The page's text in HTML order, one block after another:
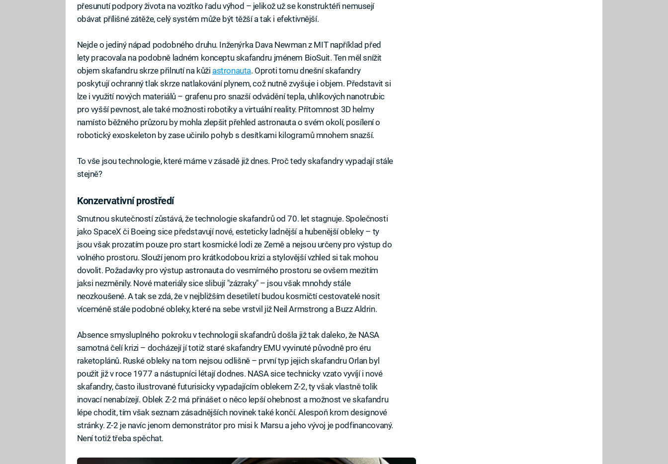
přesunutí podpory života na vozítko řadu výhod – jelikož už se konstruktéři nemusejí
obávat přílišné zátěže, celý systém může být těžší a tak i efektivnější.
Nejde o jediný nápad podobného druhu. Inženýrka Dava Newman z MIT například před
lety pracovala na podobně ladném konceptu skafandru jménem BioSuit. Ten měl snížit
objem skafandru skrze přilnutí na kůži astronauta. Oproti tomu dnešní skafandry
poskytují ochranný tlak skrze natlakování plynem, což nutně zvyšuje i objem. Představit si
lze i využití nových materiálů – grafenu pro snazší odvádění tepla, uhlíkových nanotrubic
pro vyšší pevnost, ale také možnosti robotiky a virtuální reality. Přítomnost 3D helmy
namísto běžného průzoru by mohla zlepšit přehled astronauta o svém okolí, posílení o
robotický exoskeleton by zase učinilo pohyb s desítkami kilogramů mnohem snazší.
To vše jsou technologie, které máme v zásadě již dnes. Proč tedy skafandry vypadají stále
stejně?
Konzervativní prostředí
Smutnou skutečností zůstává, že technologie skafandrů od 70. let stagnuje. Společnosti
jako SpaceX či Boeing sice představují nové, esteticky ladnější a hubenější obleky – ty
jsou však prozatím pouze pro start kosmické lodi ze Země a nejsou určeny pro výstup do
volného prostoru. Slouží jenom pro krátkodobou krizi a stylovější vzhled si tak mohou
dovolit. Požadavky pro výstup astronauta do vesmírného prostoru se ovšem mezitím
jaksi nezměnily. Nové materiály sice slibují "zázraky" – jsou však mnohdy stále
neozkoušené. A tak se zdá, že v nejbližším desetiletí budou kosmičtí cestovatelé nosit
víceméně stále podobné obleky, které na sebe vrstvil již Neil Armstrong a Buzz Aldrin.
Absence smysluplného pokroku v technologii skafandrů došla již tak daleko, že NASA
samotná čelí krizi – docházejí jí totiž staré skafandry EMU vyvinuté původně pro éru
raketoplánů. Ruské obleky na tom nejsou odlišně – první typ jejich skafandru Orlan byl
použit již v roce 1977 a nástupníci létají dodnes. NASA sice technicky vzato vyvíjí i nové
skafandry, často ilustrované futurisicky vypadajícím oblekem Z-2, ty však vlastně tolik
inovací nenabízejí. Oblek Z-2 má přinášet o něco lepší ohebnost a možnost ve skafandru
lépe chodit, tím však seznam zásadnějších novinek také končí. Alespoň krom designové
stránky. Z-2 je navíc jenom demonstrátor pro misi k Marsu a jeho vývoj je podfinancovaný.
Není totiž třeba spěchat.